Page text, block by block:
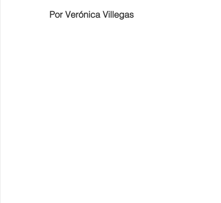
Por Verónica Villegas